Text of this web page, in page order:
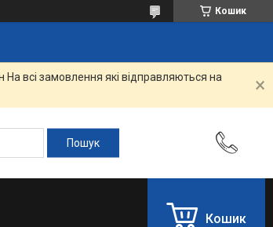
Кошик
всі замовлення які відправляються на
Кошик